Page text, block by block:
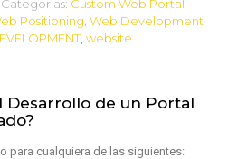
Categorías: Custom Web Portal
Positioning Web Development
, website
Desarrollo de un Portal
para cualquiera de las siguientes: